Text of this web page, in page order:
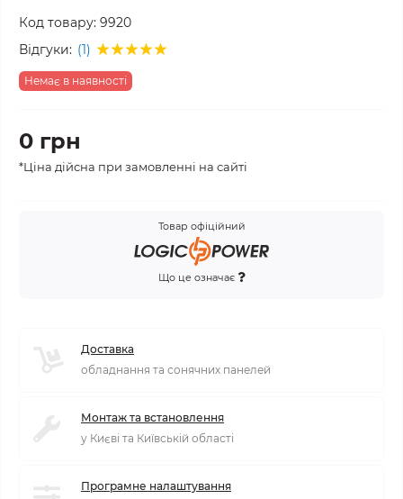
Код товару: 9920
Відгуки: (1)
Немає в наявності
0 грн
*Ціна дійсна при замовленні на сайті
Товар офіційний
Що це означає
Доставка
обладнання та сонячних панелей
Монтаж та встановлення
у Києві та Київській області
Програмне налаштування